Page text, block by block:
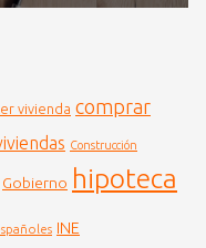
vivienda comprar
Construcción
Gobierno hipoteca
INE